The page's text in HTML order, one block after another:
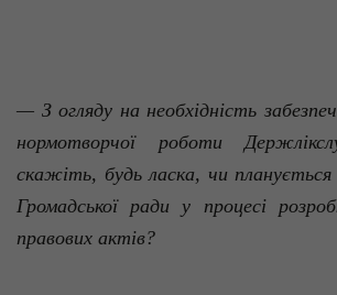
— З огляду на необхідність
нормотворчої роботи
скажіть, будь ласка, чи
Громадської ради у процесі
правових актів?